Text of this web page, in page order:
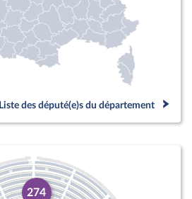
Liste des député(e)s du département
274